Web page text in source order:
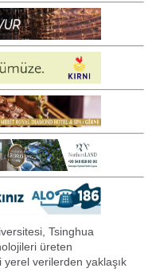
Tsinghua
üreten
yerel verilerden yaklaşık